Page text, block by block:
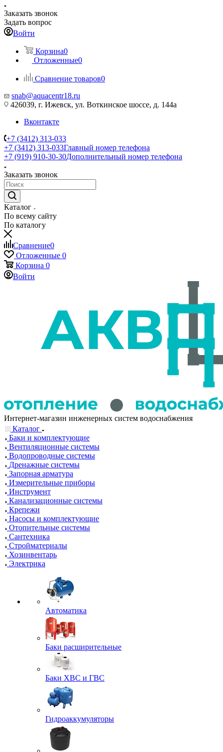
Заказать звонок
Задать вопрос
Войти
Корзина0
Отложенные0
Сравнение товаров0
snab@aquacentr18.ru
426039, г. Ижевск, ул. Воткинское шоссе, д. 144а
Вконтакте
+7 (3412) 313-033
+7 (3412) 313-033Главный номер телефона
+7 (919) 910-30-30Дополнительный номер телефона
Заказать звонок
Каталог
По всему сайту
По каталогу
Сравнение0
Отложенные 0
Корзина 0
Войти
Интернет-магазин инженерных систем водоснабжения
Каталог
Баки и комплектующие
Вентиляционные системы
Водопроводные системы
Дренажные системы
Запорная арматура
Измерительные приборы
Инструмент
Канализационные системы
Крепежи
Насосы и комплектующие
Отопительные системы
Сантехника
Стройматериалы
Хозинвентарь
Электрика
Автоматика
Баки расширительные
Баки ХВС и ГВС
Гидроаккумуляторы